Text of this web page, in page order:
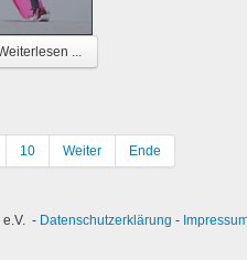
...
10 Weiter Ende
e.V. - Datenschutzerklärung -